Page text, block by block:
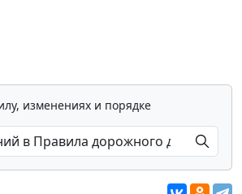
изменениях и порядке